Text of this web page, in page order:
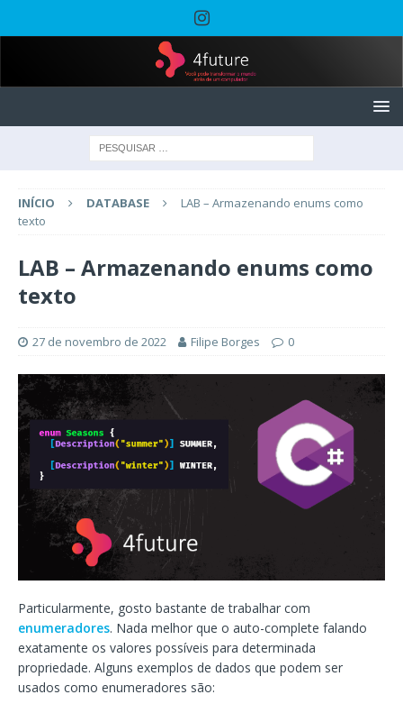
INÍCIO DATABASE
LAB – Armazenando enums como
texto
LAB – Armazenando enums como
texto
27 de novembro de 2022 Filipe Borges 0
Particularmente, gosto bastante de trabalhar com
enumeradores. Nada melhor que o auto-complete falando
exatamente os valores possíveis para determinada
propriedade. Alguns exemplos de dados que podem ser
usados como enumeradores são: